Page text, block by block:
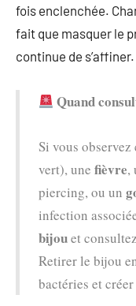
fois enclenchée.
fait que masquer le
continue de s’affiner.
Quand
Si vous
vert), une fièvre,
piercing, ou un
infection
bijouet
Retirer le bijou
bactéries et